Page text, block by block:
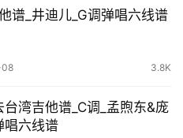
谱_井迪儿_G调弹唱六线谱
3.8K
湾吉他谱_C调_孟煦东&庞
唱六线谱